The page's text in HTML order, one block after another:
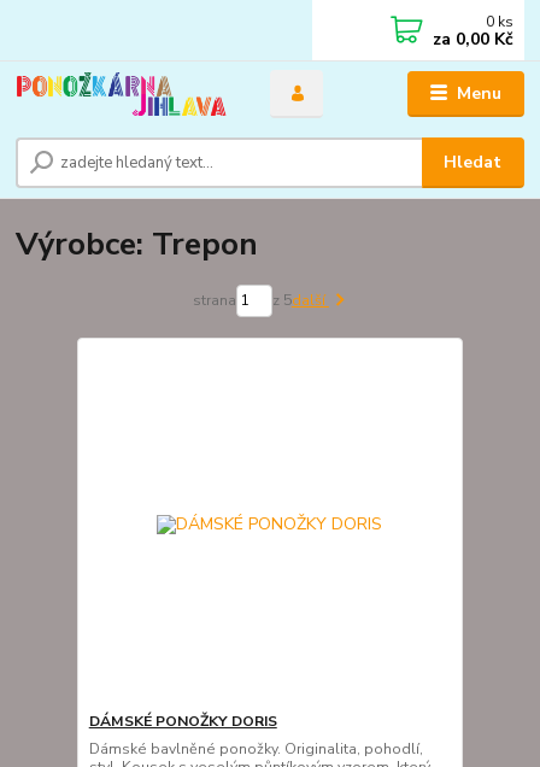
Menu
Hledat
0 ks
za 0,00 Kč
Výrobce: Trepon
strana z 5další
DÁMSKÉ PONOŽKY DORIS
Dámské bavlněné ponožky. Originalita, pohodlí,